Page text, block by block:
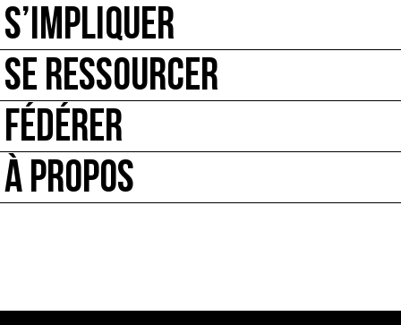
S’IMPLIQUER
SE RESSOURCER
FÉDÉRER
À PROPOS